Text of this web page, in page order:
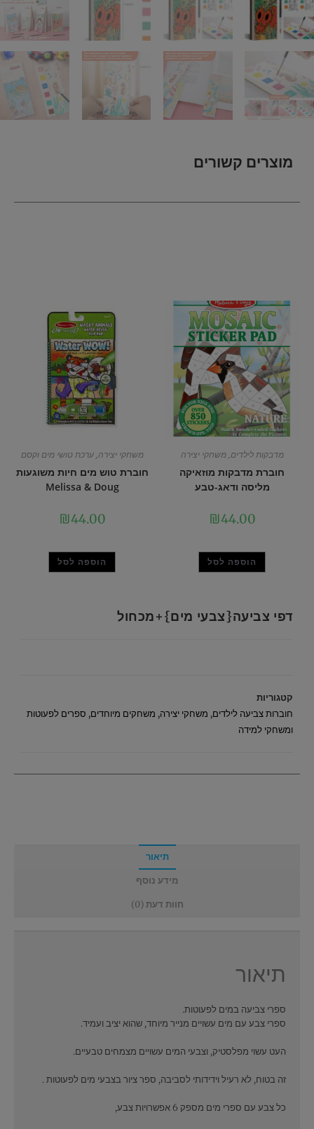
דפי צביעה{צבעי מים}+מכחול
קטגוריות
חוברות צביעה לילדים, משחקי יצירה, משחקים מיוחדים, ספרים לפעוטות
ומשחקי למידה
תיאור
מידע נוסף
חוות דעת (0)
תיאור
ספרי צביעה במים לפעוטות.
ספרי צבע עם מים עשויים מנייר מיוחד, שהוא יציב ועמיד.
העט עשוי מפלסטיק, וצבעי המים עשויים מצמחים טבעיים.
זה בטוח, לא רעיל וידידותי לסביבה, ספר ציור בצבעי מים לפעוטות .
כל צבע עם ספרי מים מספק 6 אפשרויות צבע,
מוצרים קשורים
מדבקות לילדים,משחקי יצירה
חוברת מדבקות מוזאיקה
מליסה ודאג-טבע
₪44.00
הוספה לסל
משחקי יצירה,ערכת טושי מים וקסם
חוברת טוש מים חיות משוגעות
Melissa & Doug
₪44.00
הוספה לסל